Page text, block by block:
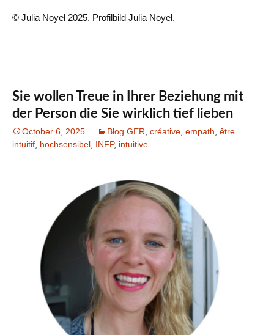
© Julia Noyel 2025. Profilbild Julia Noyel.
Sie wollen Treue in Ihrer Beziehung mit
der Person die Sie wirklich tief lieben
October 6, 2025 Blog GER créative empath être
intuitif hochsensibel INFP, intuitive